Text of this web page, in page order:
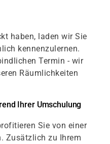
haben, laden wir Sie
kennenzulernen.
Termin - wir
Räumlichkeiten
Ihrer Umschulung
Sie von einer
Zusätzlich zu Ihrem